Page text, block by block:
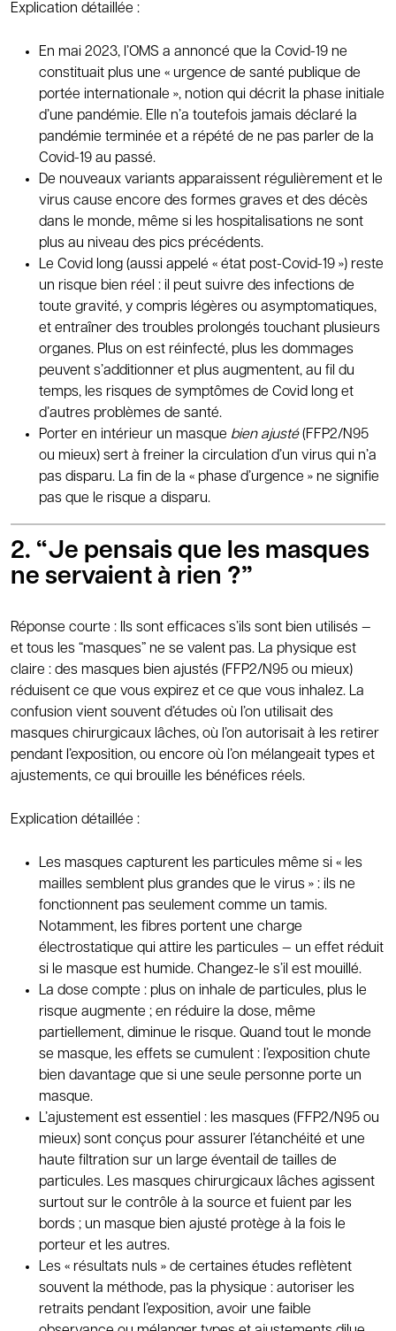
Explication détaillée :
En mai 2023, l’OMS a annoncé que la Covid-19 ne
constituait plus une « urgence de santé publique de
portée internationale », notion qui décrit la phase initiale
d’une pandémie. Elle n’a toutefois jamais déclaré la
pandémie terminée et a répété de ne pas parler de la
Covid-19 au passé.
De nouveaux variants apparaissent régulièrement et le
virus cause encore des formes graves et des décès
dans le monde, même si les hospitalisations ne sont
plus au niveau des pics précédents.
Le Covid long (aussi appelé « état post-Covid-19 ») reste
un risque bien réel : il peut suivre des infections de
toute gravité, y compris légères ou asymptomatiques,
et entraîner des troubles prolongés touchant plusieurs
organes. Plus on est réinfecté, plus les dommages
peuvent s’additionner et plus augmentent, au fil du
temps, les risques de symptômes de Covid long et
d’autres problèmes de santé.
Porter en intérieur un masque bien ajusté(FFP2/N95
ou mieux) sert à freiner la circulation d’un virus qui n’a
pas disparu. La fin de la « phase d’urgence » ne signifie
pas que le risque a disparu.
2. “Je pensais que les masques
ne servaient à rien ?”
Réponse courte : Ils sont efficaces s’ils sont bien utilisés —
et tous les “masques” ne se valent pas. La physique est
claire : des masques bien ajustés (FFP2/N95 ou mieux)
réduisent ce que vous expirez et ce que vous inhalez. La
confusion vient souvent d’études où l’on utilisait des
masques chirurgicaux lâches, où l’on autorisait à les retirer
pendant l’exposition, ou encore où l’on mélangeait types et
ajustements, ce qui brouille les bénéfices réels.
Explication détaillée :
Les masques capturent les particules même si « les
mailles semblent plus grandes que le virus » : ils ne
fonctionnent pas seulement comme un tamis.
Notamment, les fibres portent une charge
électrostatique qui attire les particules — un effet réduit
si le masque est humide. Changez-le s’il est mouillé.
La dose compte : plus on inhale de particules, plus le
risque augmente ; en réduire la dose, même
partiellement, diminue le risque. Quand tout le monde
se masque, les effets se cumulent : l’exposition chute
bien davantage que si une seule personne porte un
masque.
L’ajustement est essentiel : les masques (FFP2/N95 ou
mieux) sont conçus pour assurer l’étanchéité et une
haute filtration sur un large éventail de tailles de
particules. Les masques chirurgicaux lâches agissent
surtout sur le contrôle à la source et fuient par les
bords ; un masque bien ajusté protège à la fois le
porteur et les autres.
Les « résultats nuls » de certaines études reflètent
souvent la méthode, pas la physique : autoriser les
retraits pendant l’exposition, avoir une faible